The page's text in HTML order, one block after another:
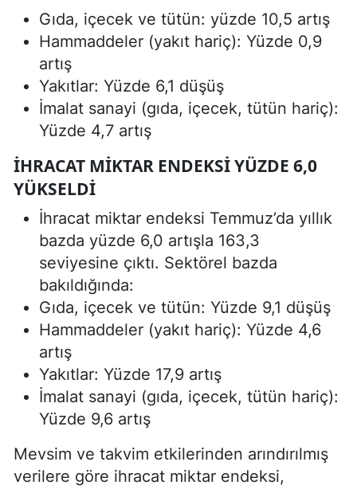
Gıda, içecek ve tütün: yüzde 10,5 artış
Hammaddeler (yakıt hariç): Yüzde 0,9
artış
Yakıtlar: Yüzde 6,1 düşüş
İmalat sanayi (gıda, içecek, tütün hariç):
Yüzde 4,7 artış
IHRACAT MIKTAR ENDEKSI YÜZDE 6,0
YÜKSELDI
İhracat miktar endeksi Temmuz’da yıllık
bazda yüzde 6,0 artışla 163,3
seviyesine çıktı. Sektörel bazda
bakıldığında:
Gıda, içecek ve tütün: Yüzde 9,1 düşüş
Hammaddeler (yakıt hariç): Yüzde 4,6
artış
Yakıtlar: Yüzde 17,9 artış
İmalat sanayi (gıda, içecek, tütün hariç):
Yüzde 9,6 artış
Mevsim ve takvim etkilerinden arındırılmış
verilere göre ihracat miktar endeksi,